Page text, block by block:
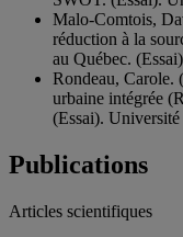
Malo-Comtois,
réduction à la
au Québec.
Rondeau, Carole.
urbaine intégrée
(Essai).
Publications
Articles scientifiques